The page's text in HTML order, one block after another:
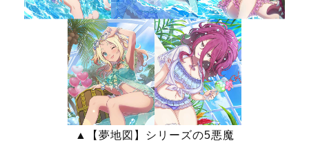
▲【夢地図】シリーズの5悪魔